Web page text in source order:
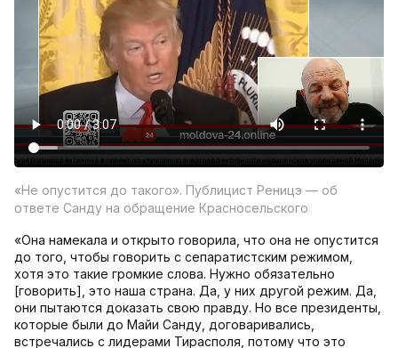
«Не опустится до такого». Публицист Реницэ — об
ответе Санду на обращение Красносельского
«Она намекала и открыто говорила, что она не опустится
до того, чтобы говорить с сепаратистским режимом,
хотя это такие громкие слова. Нужно обязательно
[говорить], это наша страна. Да, у них другой режим. Да,
они пытаются доказать свою правду. Но все президенты,
которые были до Майи Санду, договаривались,
встречались с лидерами Тирасполя, потому что это